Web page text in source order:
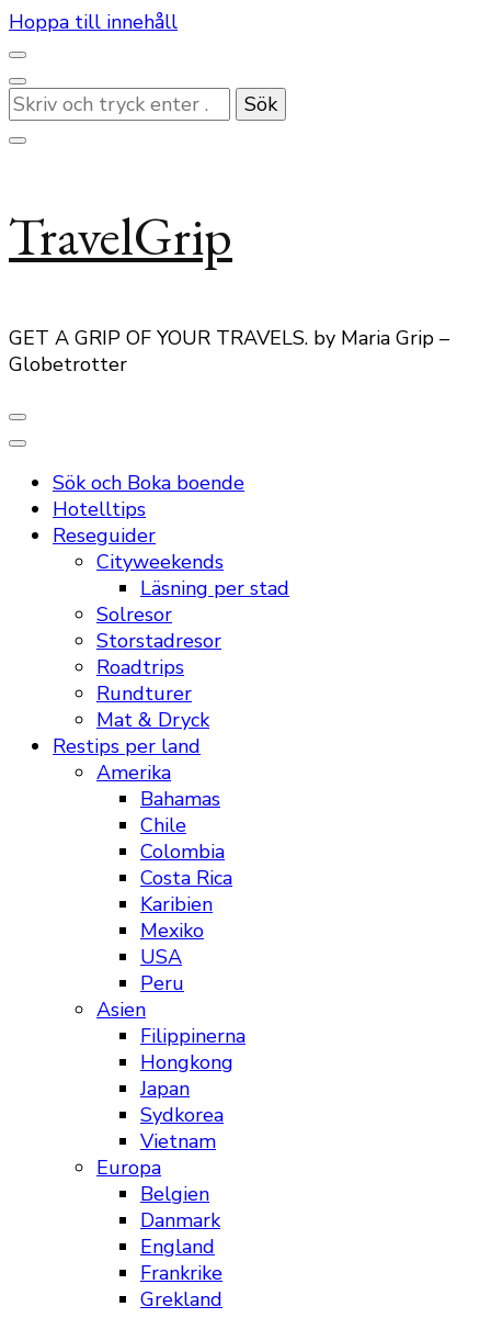
Hoppa till innehåll
Letar
du
efter
TravelGrip
GET A GRIP OF YOUR TRAVELS. by Maria Grip –
Globetrotter
Sök och Boka boende
Hotelltips
Reseguider
Cityweekends
Läsning per stad
Solresor
Storstadresor
Roadtrips
Rundturer
Mat & Dryck
Restips per land
Amerika
Bahamas
Chile
Colombia
Costa Rica
Karibien
Mexiko
USA
Peru
Asien
Filippinerna
Hongkong
Japan
Sydkorea
Vietnam
Europa
Belgien
Danmark
England
Frankrike
Grekland